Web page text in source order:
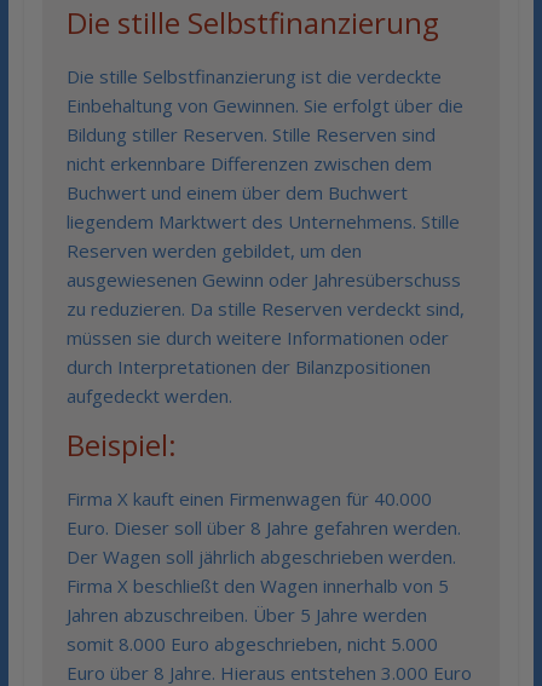
Die stille Selbstfinanzierung
Die stille Selbstfinanzierung ist die verdeckte
Einbehaltung von Gewinnen. Sie erfolgt über die
Bildung stiller Reserven. Stille Reserven sind
nicht erkennbare Differenzen zwischen dem
Buchwert und einem über dem Buchwert
liegendem Marktwert des Unternehmens. Stille
Reserven werden gebildet, um den
ausgewiesenen Gewinn oder Jahresüberschuss
zu reduzieren. Da stille Reserven verdeckt sind,
müssen sie durch weitere Informationen oder
durch Interpretationen der Bilanzpositionen
aufgedeckt werden.
Beispiel:
Firma X kauft einen Firmenwagen für 40.000
Euro. Dieser soll über 8 Jahre gefahren werden.
Der Wagen soll jährlich abgeschrieben werden.
Firma X beschließt den Wagen innerhalb von 5
Jahren abzuschreiben. Über 5 Jahre werden
somit 8.000 Euro abgeschrieben, nicht 5.000
Euro über 8 Jahre. Hieraus entstehen 3.000 Euro